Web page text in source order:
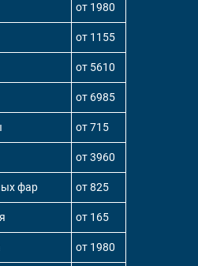
от 1980
от 1155
от 5610
от 6985
от 715
от 3960
фар от 825
от 165
от 1980